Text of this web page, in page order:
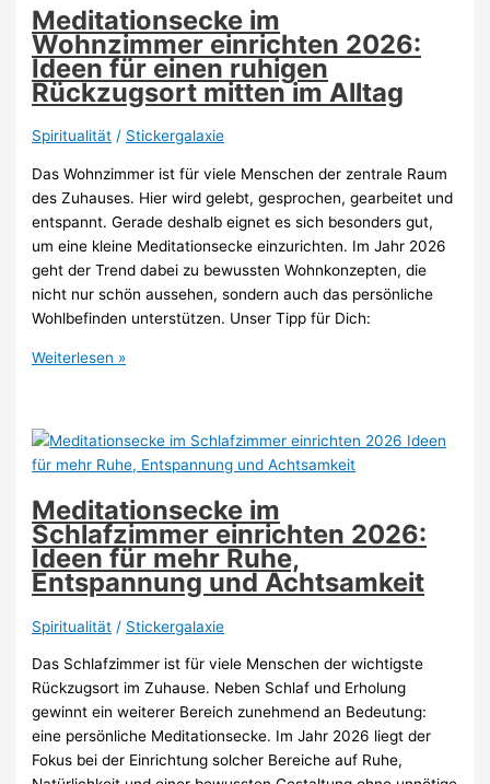
Trends
für
eine
entspannte
Atmosphäre
Meditationsecke im
Wohnzimmer einrichten 2026:
Ideen für einen ruhigen
Rückzugsort mitten im Alltag
Spiritualität / Stickergalaxie
Das Wohnzimmer ist für viele Menschen der zentrale Raum
des Zuhauses. Hier wird gelebt, gesprochen, gearbeitet und
entspannt. Gerade deshalb eignet es sich besonders gut,
um eine kleine Meditationsecke einzurichten. Im Jahr 2026
geht der Trend dabei zu bewussten Wohnkonzepten, die
nicht nur schön aussehen, sondern auch das persönliche
Wohlbefinden unterstützen. Unser Tipp für Dich:
Meditationsecke
einrichten
2026:
Ideen
für
einen
ruhigen
Rückzugsort
mitten
im
Weiterlesen »
Meditationsecke im
Schlafzimmer einrichten 2026:
Ideen für mehr Ruhe,
Entspannung und Achtsamkeit
Spiritualität / Stickergalaxie
Das Schlafzimmer ist für viele Menschen der wichtigste
Rückzugsort im Zuhause. Neben Schlaf und Erholung
gewinnt ein weiterer Bereich zunehmend an Bedeutung:
eine persönliche Meditationsecke. Im Jahr 2026 liegt der
Fokus bei der Einrichtung solcher Bereiche auf Ruhe,